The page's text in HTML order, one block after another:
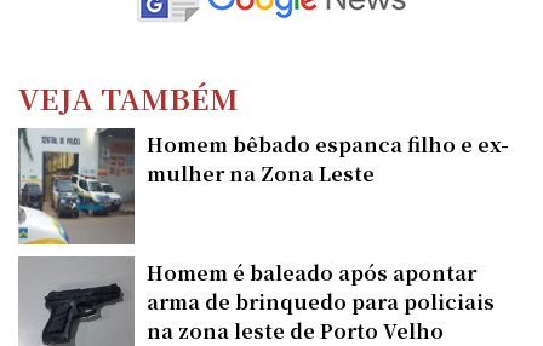
VEJA TAMBÉM
Homem bêbado espanca filho e ex-
mulher na Zona Leste
Homem é baleado após apontar
arma de brinquedo para policiais
na zona leste de Porto Velho